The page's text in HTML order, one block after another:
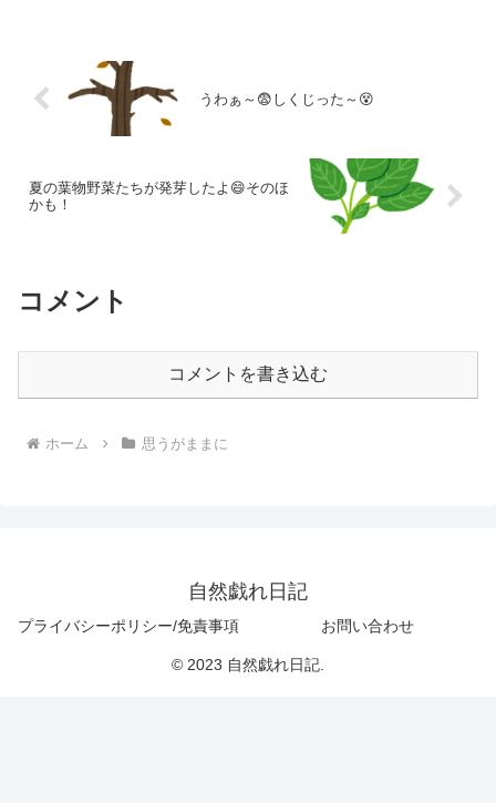
うわぁ～😨しくじった～😵
夏の葉物野菜たちが発芽したよ😄そのほ
かも！
コメント
コメントを書き込む
ホーム 思うがままに
自然戯れ日記
プライバシーポリシー/免責事項 お問い合わせ
© 2023 自然戯れ日記.